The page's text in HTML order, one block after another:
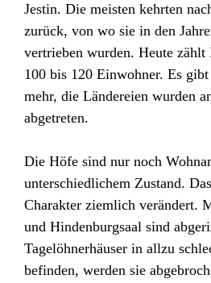
Jestin. Die meisten kehrten
zurück, von wo sie in den
vertrieben wurden. Heute
100 bis 120 Einwohner. Es
mehr, die Ländereien wurden
abgetreten.
Die Höfe sind nur noch
unterschiedlichem Zustand.
Charakter ziemlich verändert.
und Hindenburgsaal sind
Tagelöhnerhäuser in allzu
befinden, werden sie